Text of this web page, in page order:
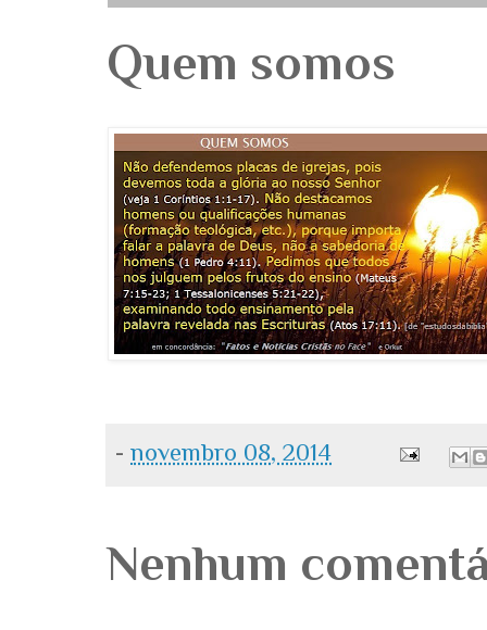
Quem somos
-novembro 08, 2014
Nenhum